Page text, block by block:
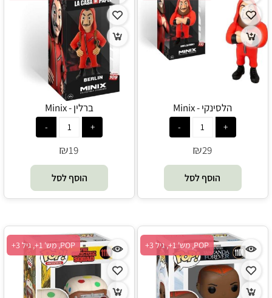
הלסינקי - Minix
₪29
הוסף לסל
ברלין - Minix
₪19
הוסף לסל
POP, מש' 1+, גיל 3+ POP, מש' 1+, גיל 3+